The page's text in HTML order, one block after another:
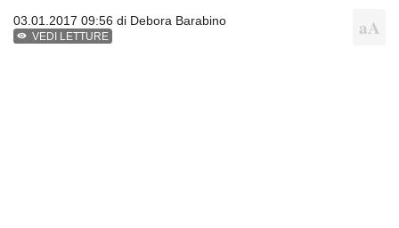
03.01.2017 09:56 di Debora Barabino
VEDI LETTURE